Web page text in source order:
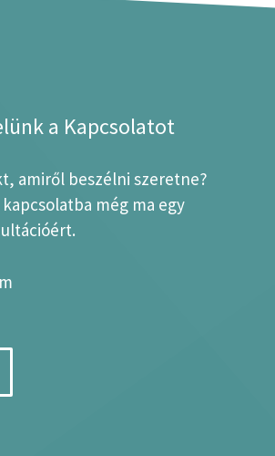
a Kapcsolatot
amiről beszélni szeretne?
még ma egy